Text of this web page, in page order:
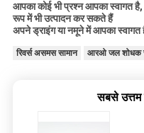
आपका कोई भी प्रश्न आपका स्वागत है,
रूप में भी उत्पादन कर सकते हैं
अपने ड्राइंग या नमूने में आपका स्वागत
रिवर्स असमस सामान आरओ जल शोधक
सबसे उत्तम